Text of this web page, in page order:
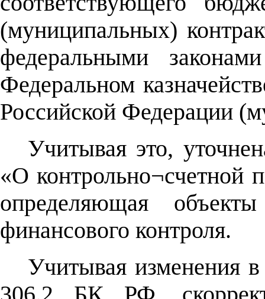
(муниципальных)
федеральными
Федеральном
Российской Федерации
Учитывая это,
«О контрольно¬счетной
определяющая
финансового контроля.
Учитывая изменения в